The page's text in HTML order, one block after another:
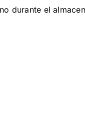
durante el